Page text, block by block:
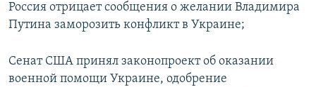
Россия отрицает сообщения о желании Владимира
Путина заморозить конфликт в Украине;
Сенат США принял законопроект об оказании
военной помощи Украине, одобрение